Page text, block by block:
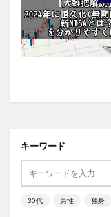
キーワード
30代 男性 独身